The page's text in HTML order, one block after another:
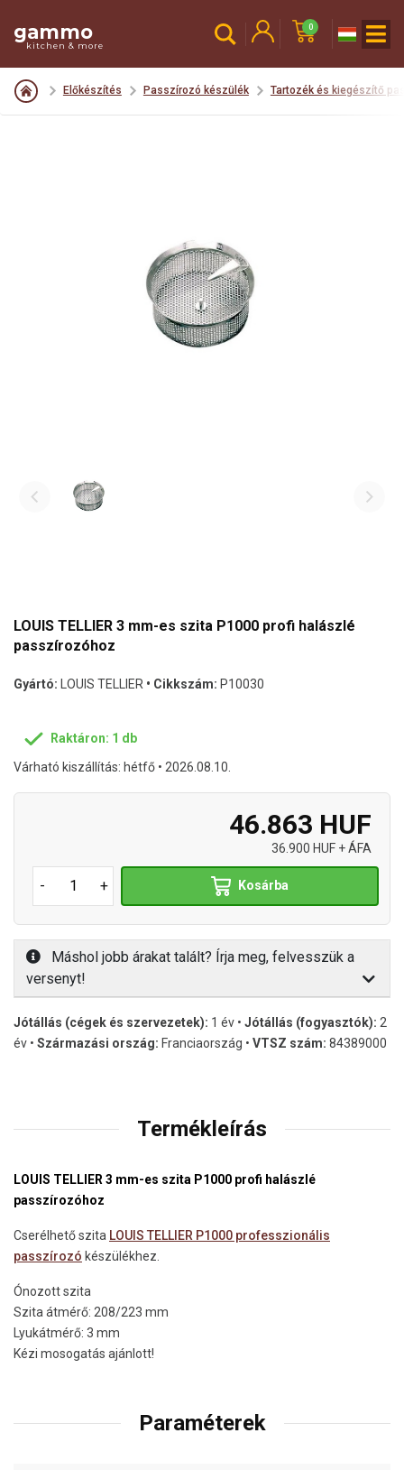
gammo
kitchen & more
0
Előkészítés Passzírozó készülék Tartozék és kiegészítő
LOUIS TELLIER 3 mm-es szita P1000 profi halászlé
passzírozóhoz
Gyártó: LOUIS TELLIER • Cikkszám: P10030
Raktáron: 1 db
Várható kiszállítás: hétfő • 2026.08.10.
46.863 HUF
36.900 HUF + ÁFA
- + Kosárba
Máshol jobb árakat talált? Írja meg, felvesszük a
versenyt!
Jótállás (cégek és szervezetek): 1 év • Jótállás (fogyasztók): 2
év • Származási ország: Franciaország • VTSZ szám: 84389000
Termékleírás
LOUIS TELLIER 3 mm-es szita P1000 profi halászlé
passzírozóhoz
Cserélhető szita LOUIS TELLIER P1000 professzionális
passzírozó készülékhez.
Ónozott szita
Szita átmérő: 208/223 mm
Lyukátmérő: 3 mm
Kézi mosogatás ajánlott!
Paraméterek